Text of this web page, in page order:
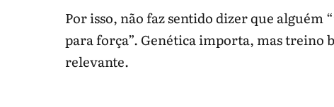
Por isso, não faz sentido dizer que alguém
para força”. Genética importa, mas treino
relevante.